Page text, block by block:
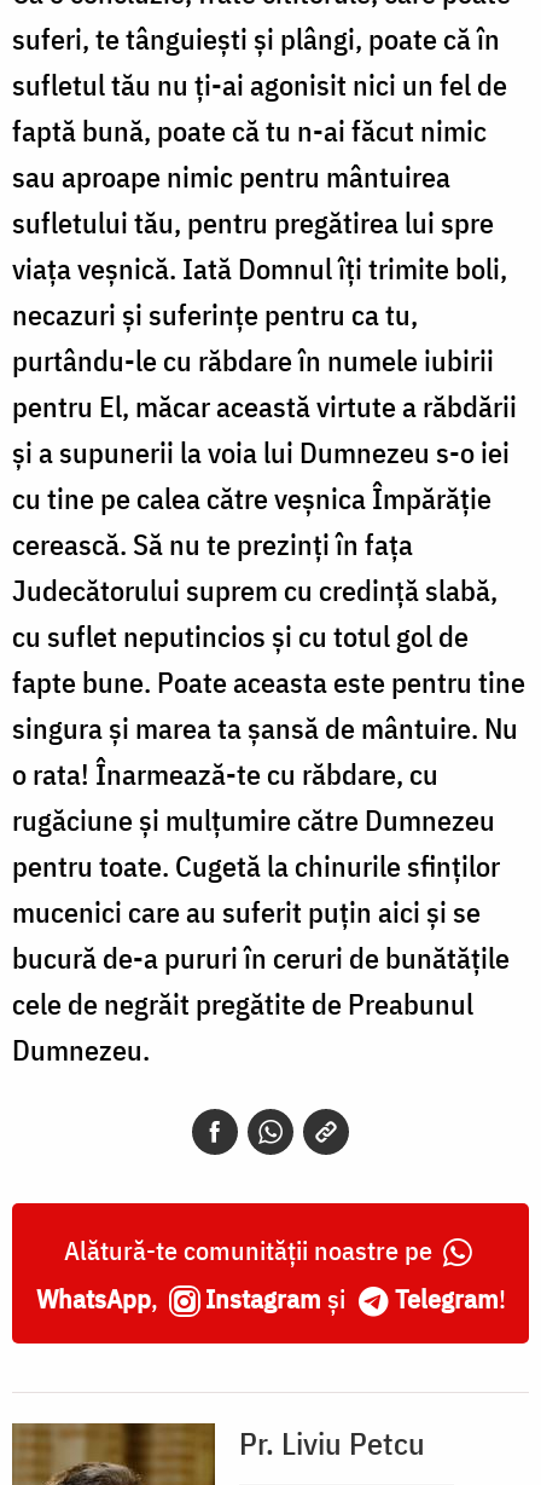
suferi, te tânguiești și plângi, poate că în
sufletul tău nu ți-ai agonisit nici un fel de
faptă bună, poate că tu n-ai făcut nimic
sau aproape nimic pentru mântuirea
sufletului tău, pentru pregătirea lui spre
viața veșnică. Iată Domnul îți trimite boli,
necazuri și suferințe pentru ca tu,
purtându-le cu răbdare în numele iubirii
pentru El, măcar această virtute a răbdării
și a supunerii la voia lui Dumnezeu s-o iei
cu tine pe calea către veșnica Împărăție
cerească. Să nu te prezinți în fața
Judecătorului suprem cu credință slabă,
cu suflet neputincios și cu totul gol de
fapte bune. Poate aceasta este pentru tine
singura și marea ta șansă de mântuire. Nu
o rata! Înarmează-te cu răbdare, cu
rugăciune și mulțumire către Dumnezeu
pentru toate. Cugetă la chinurile sfinților
mucenici care au suferit puțin aici și se
bucură de-a pururi în ceruri de bunătățile
cele de negrăit pregătite de Preabunul
Dumnezeu.
Alătură-te comunității noastre pe
WhatsApp, Instagram și Telegram!
Pr. Liviu Petcu